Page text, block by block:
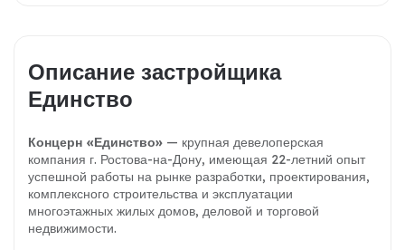
Описание застройщика
Единство
Концерн «Единство» — крупная девелоперская
компания г. Ростова-на-Дону, имеющая 22-летний опыт
успешной работы на рынке разработки, проектирования,
комплексного строительства и эксплуатации
многоэтажных жилых домов, деловой и торговой
недвижимости.